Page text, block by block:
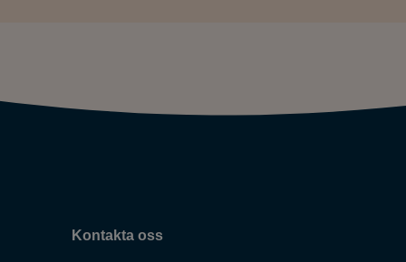
Kontakta oss